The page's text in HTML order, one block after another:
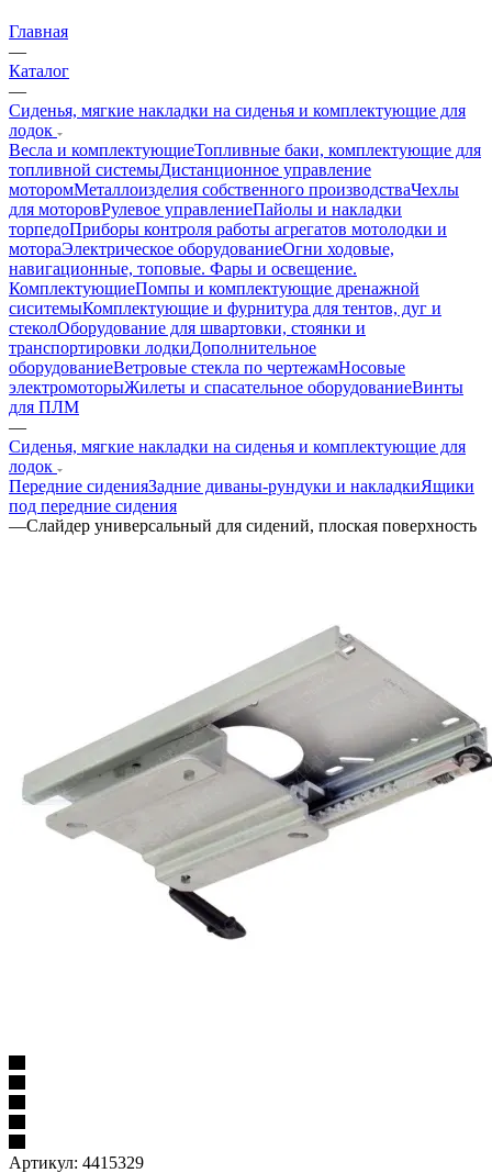
Главная
—
Каталог
—
Сиденья, мягкие накладки на сиденья и комплектующие для
лодок
Весла и комплектующиеТопливные баки, комплектующие для
топливной системыДистанционное управление
моторомМеталлоизделия собственного производстваЧехлы
для моторовРулевое управлениеПайолы и накладки
торпедоПриборы контроля работы агрегатов мотолодки и
мотораЭлектрическое оборудованиеОгни ходовые,
навигационные, топовые. Фары и освещение.
КомплектующиеПомпы и комплектующие дренажной
сиситемыКомплектующие и фурнитура для тентов, дуг и
стеколОборудование для швартовки, стоянки и
транспортировки лодкиДополнительное
оборудованиеВетровые стекла по чертежамНосовые
электромоторыЖилеты и спасательное оборудованиеВинты
для ПЛМ
—
Сиденья, мягкие накладки на сиденья и комплектующие для
лодок
Передние сиденияЗадние диваны-рундуки и накладкиЯщики
под передние сидения
—Слайдер универсальный для сидений, плоская поверхность
Артикул: 4415329